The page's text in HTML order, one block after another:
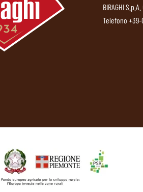
BIRAGHI
Telefono +39-